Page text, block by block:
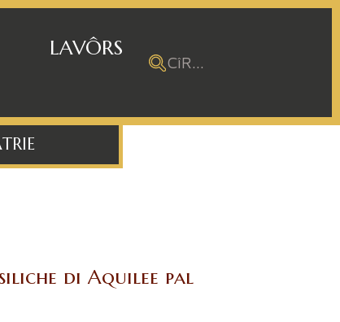
LAVÔRS
di Aquilee pal